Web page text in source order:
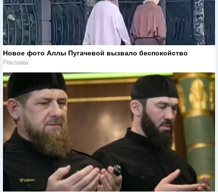
Новое фото Аллы Пугачевой вызвало беспокойство
Реклама